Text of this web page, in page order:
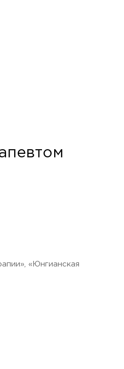
«Юнгианская